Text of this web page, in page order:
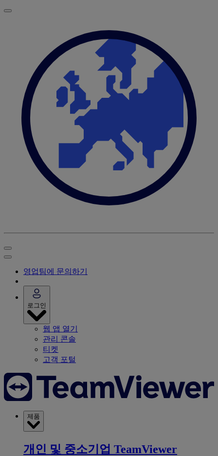
영업팀에 문의하기
로그인
웹 앱 열기
관리 콘솔
티켓
고객 포털
제품
개인 및 중소기업 TeamViewer